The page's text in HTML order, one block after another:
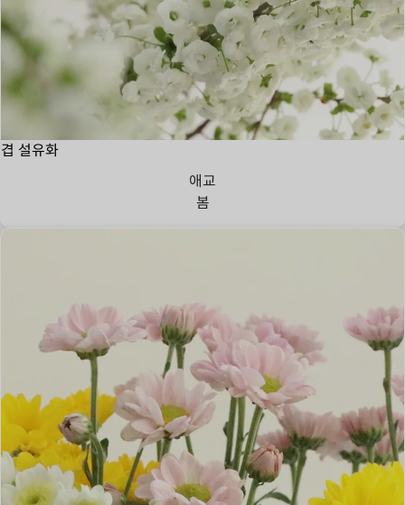
겹 설유화
애교
봄